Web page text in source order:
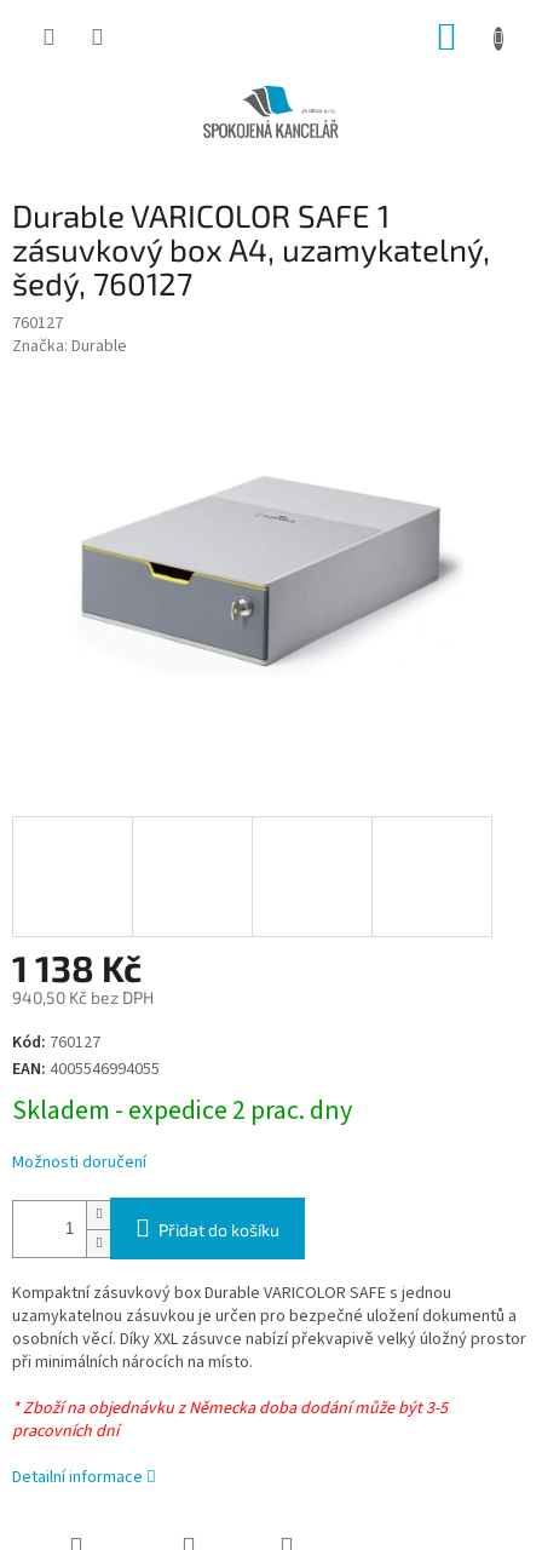
Durable VARICOLOR SAFE 1
zásuvkový box A4, uzamykatelný,
šedý, 760127
760127
Značka: Durable
1 138 Kč
940,50 Kč bez DPH
Měrná
cena:
Kód: 760127
EAN: 4005546994055
Skladem - expedice 2 prac. dny
Možnosti doručení
Přidat do košíku
Kompaktní zásuvkový box Durable VARICOLOR SAFE s jednou
uzamykatelnou zásuvkou je určen pro bezpečné uložení dokumentů a
osobních věcí. Díky XXL zásuvce nabízí překvapivě velký úložný prostor
při minimálních nárocích na místo.
* Zboží na objednávku z Německa doba dodání může být 3-5
pracovních dní
Detailní informace